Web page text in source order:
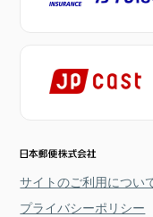
サイトのご利用につい
プライバシーポリシー